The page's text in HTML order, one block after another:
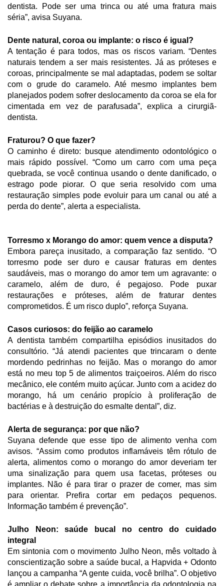
dentista. Pode ser uma trinca ou até uma fratura mais
séria”, avisa Suyana.
Dente natural, coroa ou implante: o risco é igual?
A tentação é para todos, mas os riscos variam. “Dentes
naturais tendem a ser mais resistentes. Já as próteses e
coroas, principalmente se mal adaptadas, podem se soltar
com o grude do caramelo. Até mesmo implantes bem
planejados podem sofrer deslocamento da coroa se ela for
cimentada em vez de parafusada”, explica a cirurgiã-
dentista.
Fraturou? O que fazer?
O caminho é direto: busque atendimento odontológico o
mais rápido possível. “Como um carro com uma peça
quebrada, se você continua usando o dente danificado, o
estrago pode piorar. O que seria resolvido com uma
restauração simples pode evoluir para um canal ou até a
perda do dente”, alerta a especialista.
Torresmo x Morango do amor: quem vence a disputa?
Embora pareça inusitado, a comparação faz sentido. “O
torresmo pode ser duro e causar fraturas em dentes
saudáveis, mas o morango do amor tem um agravante: o
caramelo, além de duro, é pegajoso. Pode puxar
restaurações e próteses, além de fraturar dentes
comprometidos. É um risco duplo”, reforça Suyana.
Casos curiosos: do feijão ao caramelo
A dentista também compartilha episódios inusitados do
consultório. “Já atendi pacientes que trincaram o dente
mordendo pedrinhas no feijão. Mas o morango do amor
está no meu top 5 de alimentos traiçoeiros. Além do risco
mecânico, ele contém muito açúcar. Junto com a acidez do
morango, há um cenário propício à proliferação de
bactérias e à destruição do esmalte dental”, diz.
Alerta de segurança: por que não?
Suyana defende que esse tipo de alimento venha com
avisos. “Assim como produtos inflamáveis têm rótulo de
alerta, alimentos como o morango do amor deveriam ter
uma sinalização para quem usa facetas, próteses ou
implantes. Não é para tirar o prazer de comer, mas sim
para orientar. Prefira cortar em pedaços pequenos.
Informação também é prevenção”.
Julho Neon: saúde bucal no centro do cuidado
integral
Em sintonia com o movimento Julho Neon, mês voltado à
conscientização sobre a saúde bucal, a Hapvida + Odonto
lançou a campanha “A gente cuida, você brilha”. O objetivo
é ampliar o debate sobre a importância da odontologia na